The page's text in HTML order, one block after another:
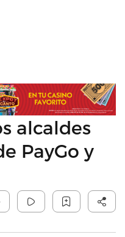
alcaldes
PayGo y